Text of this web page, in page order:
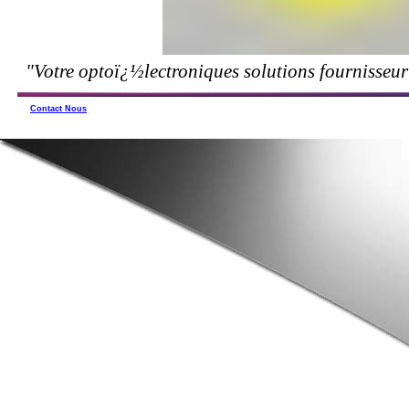
Contact Nous
"Votre optoï¿½lectroniques solutions